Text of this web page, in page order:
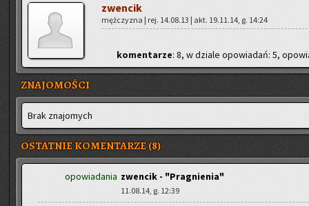
zwen­cik
męż­czy­zna | rej. 14.08.13 | akt. 19.11.14, g. 14:24
ko­men­ta­rze: 8, w dzia­le opo­wia­dań: 5,
ZNAJOMOŚCI
Brak zna­jo­mych
OSTATNIE KOMENTARZE (8)
opowiadania zwencik - "Pragnienia"
11.08.14, g. 12:39